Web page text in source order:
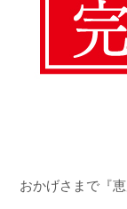
おかげさまで『